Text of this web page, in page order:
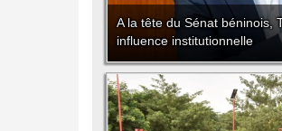
A la tête du Sénat béninois,
influence institutionnelle